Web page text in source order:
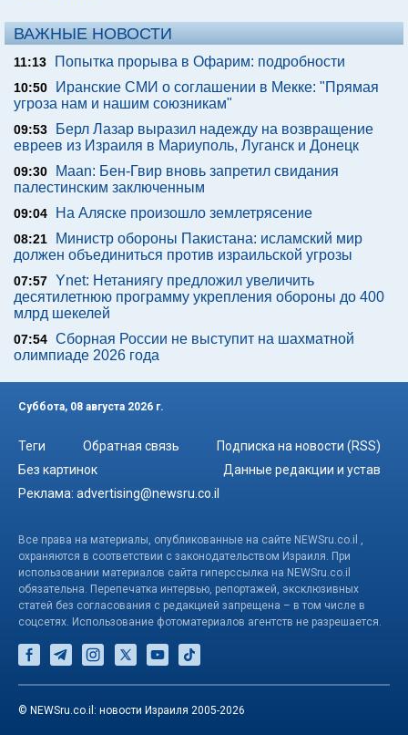
ВАЖНЫЕ НОВОСТИ
11:13 Попытка прорыва в Офарим: подробности
10:50
Иранские СМИ о соглашении в Мекке: "Прямая
угроза нам и нашим союзникам"
09:53
Берл Лазар выразил надежду на возвращение
евреев из Израиля в Мариуполь, Луганск и Донецк
09:30
Maan: Бен-Гвир вновь запретил свидания
палестинским заключенным
09:04 На Аляске произошло землетрясение
08:21
Министр обороны Пакистана: исламский мир
должен объединиться против израильской угрозы
07:57 Ynet: Нетаниягу предложил увеличить
десятилетнюю программу укрепления обороны до 400
млрд шекелей
07:54 Сборная России не выступит на шахматной
олимпиаде 2026 года
Суббота, 08 августа 2026 г.
Теги Обратная связь
Подписка на новости (RSS)
Без картинок
Данные редакции и устав
Реклама: advertising@newsru.co.il
Все права на материалы, опубликованные на сайте NEWSru.co.il ,
охраняются в соответствии с законодательством Израиля. При
использовании материалов сайта гиперссылка на NEWSru.co.il
обязательна. Перепечатка интервью, репортажей, эксклюзивных
статей без согласования с редакцией запрещена – в том числе в
соцсетях. Использование фотоматериалов агентств не разрешается.
© NEWSru.co.il: новости Израиля 2005-2026